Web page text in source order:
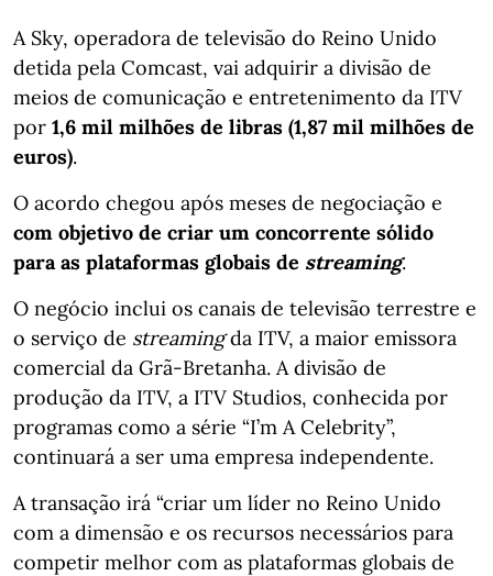
A Sky, operadora de televisão do Reino Unido
detida pela Comcast, vai adquirir a divisão de
meios de comunicação e entretenimento da ITV
por 1,6 mil milhões de libras (1,87 mil milhões de
euros).
O acordo chegou após meses de negociação e
com objetivo de criar um concorrente sólido
para as plataformas globais de streaming.
O negócio inclui os canais de televisão terrestre e
o serviço de streamingda ITV, a maior emissora
comercial da Grã-Bretanha. A divisão de
produção da ITV, a ITV Studios, conhecida por
programas como a série “I’m A Celebrity”,
continuará a ser uma empresa independente.
A transação irá “criar um líder no Reino Unido
com a dimensão e os recursos necessários para
competir melhor com as plataformas globais de